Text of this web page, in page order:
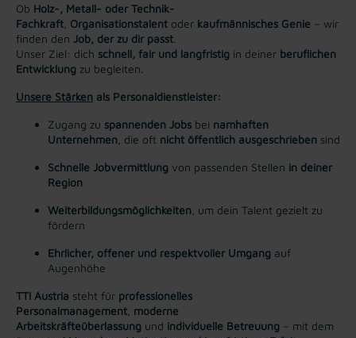
Ob Holz-, Metall- oder Technik-
Fachkraft Organisationstalent oder kaufmännisches Genie – wir
finden den Job, der zu dir passt
Unser Ziel: dich schnell, fair und langfristig in deiner beruflichen
Entwicklung zu begleiten.
Unsere Stärken als Personaldienstleister:
Zugang zu spannenden Jobs bei namhaften
Unternehmen , die oft nicht öffentlich ausgeschrieben sind
Schnelle Jobvermittlung von passenden Stellen in deiner
Region
Weiterbildungsmöglichkeiten , um dein Talent gezielt zu
fördern
Ehrlicher, offener und respektvoller Umgang auf
Augenhöhe
TTI Austria steht für professionelles
Personalmanagement moderne
Arbeitskräfteüberlassung und individuelle Betreuung – mit dem